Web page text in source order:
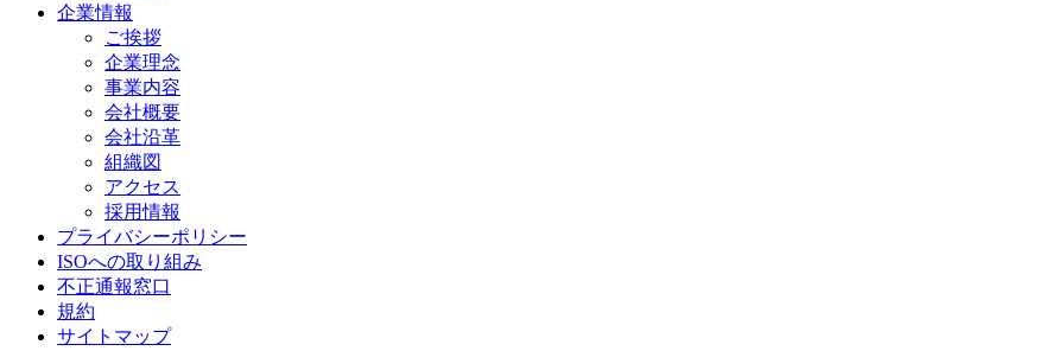
企業情報
ご挨拶
企業理念
事業内容
会社概要
会社沿革
組織図
アクセス
採用情報
プライバシーポリシー
ISOへの取り組み
不正通報窓口
規約
サイトマップ